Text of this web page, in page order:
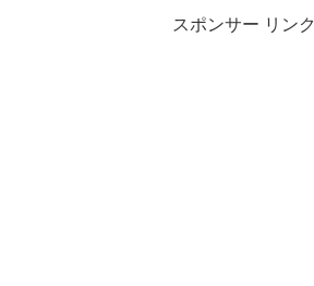
スポンサー リンク